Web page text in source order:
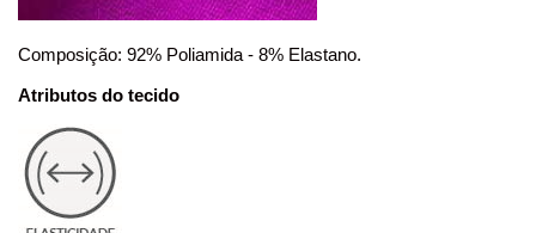
Composição: 92% Poliamida - 8% Elastano.
Atributos do tecido